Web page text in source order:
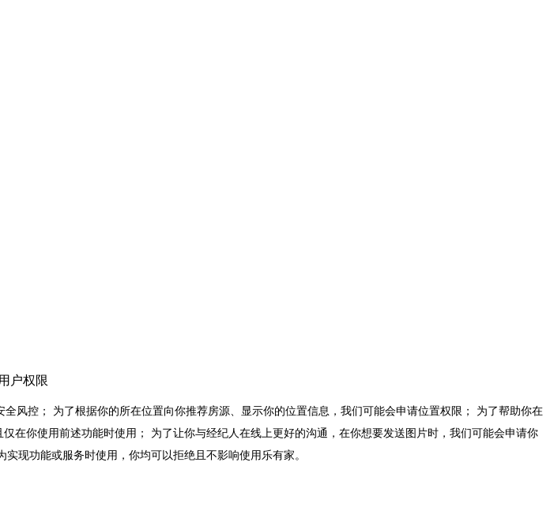
用户权限
风控； 为了根据你的所在位置向你推荐房源、显示你的位置信息，我们可能会申请位置权限； 为了帮助你在
在你使用前述功能时使用； 为了让你与经纪人在线上更好的沟通，在你想要发送图片时，我们可能会申请你
现功能或服务时使用，你均可以拒绝且不影响使用乐有家。